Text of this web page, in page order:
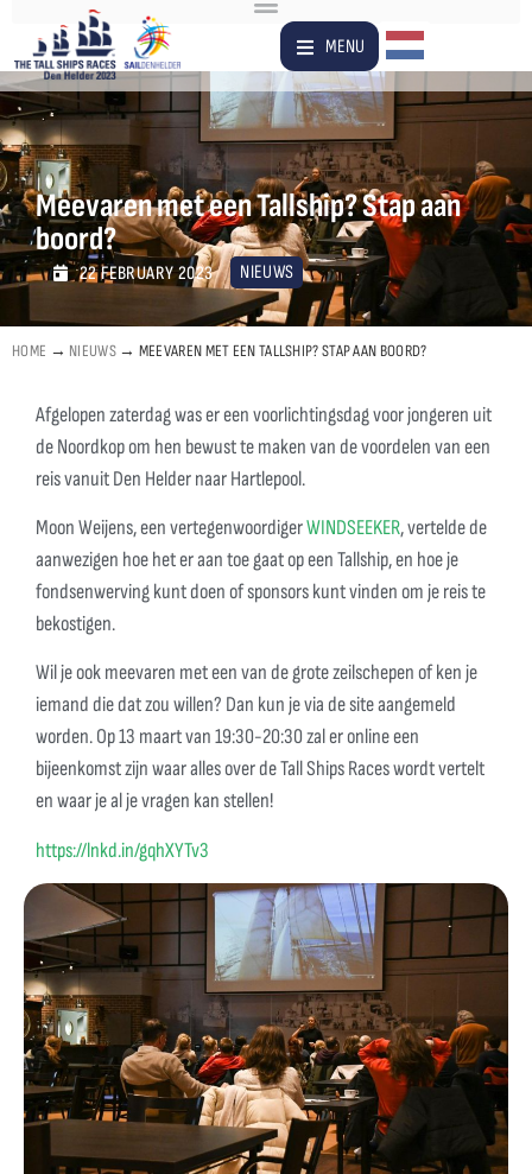
MENU
Meevaren met een Tallship? Stap aan
boord?
22 FEBRUARY 2023 NIEUWS
HOME → NIEUWS→ MEEVAREN MET EEN TALLSHIP? STAP AAN BOORD?
Afgelopen zaterdag was er een voorlichtingsdag voor jongeren uit
de Noordkop om hen bewust te maken van de voordelen van een
reis vanuit Den Helder naar Hartlepool.
Moon Weijens, een vertegenwoordigerWINDSEEKER, vertelde de
aanwezigen hoe het er aan toe gaat op een Tallship, en hoe je
fondsenwerving kunt doen of sponsors kunt vinden om je reis te
bekostigen.
Wil je ook meevaren met een van de grote zeilschepen of ken je
iemand die dat zou willen? Dan kun je via de site aangemeld
worden. Op 13 maart van 19:30-20:30 zal er online een
bijeenkomst zijn waar alles over de Tall Ships Races wordt vertelt
en waar je al je vragen kan stellen!
https://lnkd.in/gqhXYTv3